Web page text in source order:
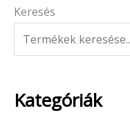
Keresés
Kategóriák